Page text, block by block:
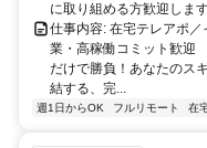
に取り組める方歓迎しま
仕事内容: 在宅テレアポ
業・高稼働コミット歓迎
だけで勝負！あなたのス
結する、完...
週1日からOK フルリモート 在